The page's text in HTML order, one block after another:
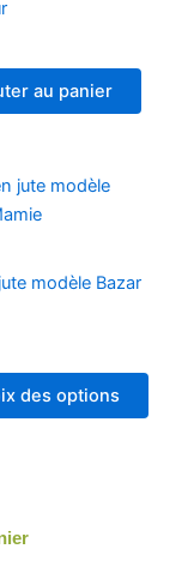
au panier
modèle Bazar
des options